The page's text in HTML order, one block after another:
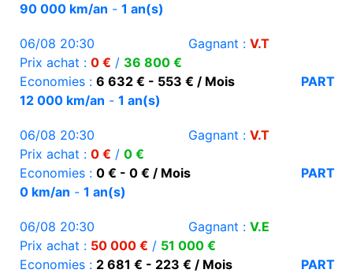
90 000 km/an - 1 an(s)
06/08 20:30 Gagnant : V.T
Prix achat : 0 € / 36 800 €
Economies : 6 632 € - 553 € / Mois
PART
12 000 km/an - 1 an(s)
06/08 20:30 Gagnant : V.T
Prix achat : 0 € / 0 €
Economies : 0 € - 0 € / Mois
PART
0 km/an - 1 an(s)
06/08 20:30 Gagnant : V.E
Prix achat : 50 000 € / 51 000 €
Economies : 2 681 € - 223 € / Mois
PART